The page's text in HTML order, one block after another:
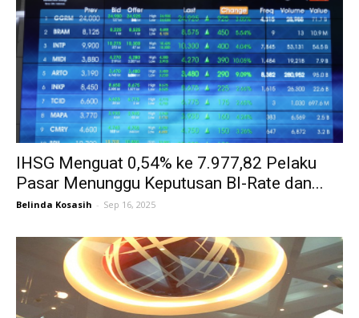
IHSG Menguat 0,54% ke 7.977,82 Pelaku
Pasar Menunggu Keputusan BI-Rate dan...
Belinda Kosasih - Sep 16, 2025